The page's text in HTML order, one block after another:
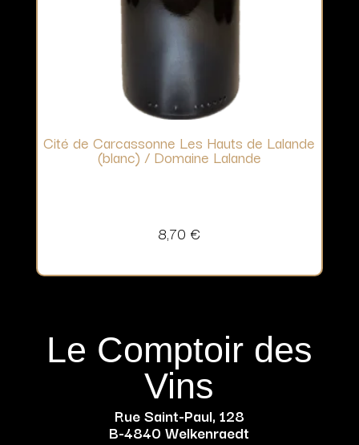
Cité de Carcassonne Les Hauts de Lalande
(blanc) / Domaine Lalande
8,70 €
Le Comptoir des
Vins
Rue Saint-Paul, 128
B-4840 Welkenraedt